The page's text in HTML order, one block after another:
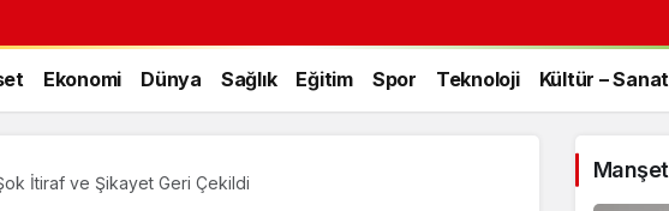
Ekonomi Dünya Sağlık Eğitim Spor Teknoloji Kültür – Sanat
Şok İtiraf ve Şikayet Geri Çekildi Manşet